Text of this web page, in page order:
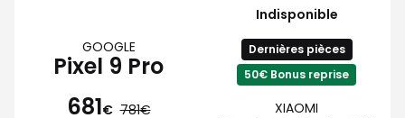
GOOGLE
Pixel 9 Pro
681€ 781
Indisponible
Dernières pièces
50€ Bonus reprise
XIAOMI